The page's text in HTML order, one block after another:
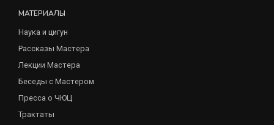
МАТЕРИАЛЫ
Наука и цигун
Рассказы Мастера
Лекции Мастера
Беседы с Мастером
Пресса о ЧЮЦ
Трактаты